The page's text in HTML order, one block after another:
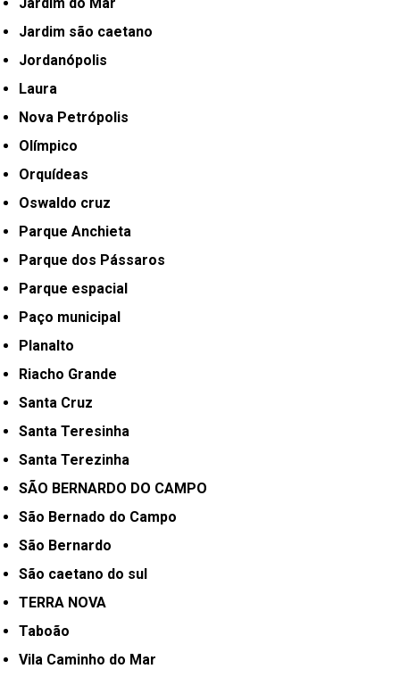
Jardim são caetano
Jordanópolis
Laura
Nova Petrópolis
Olímpico
Orquídeas
Oswaldo cruz
Parque Anchieta
Parque dos Pássaros
Parque espacial
Paço municipal
Planalto
Riacho Grande
Santa Cruz
Santa Teresinha
Santa Terezinha
SÃO BERNARDO DO CAMPO
São Bernado do Campo
São Bernardo
São caetano do sul
TERRA NOVA
Taboão
Vila Caminho do Mar